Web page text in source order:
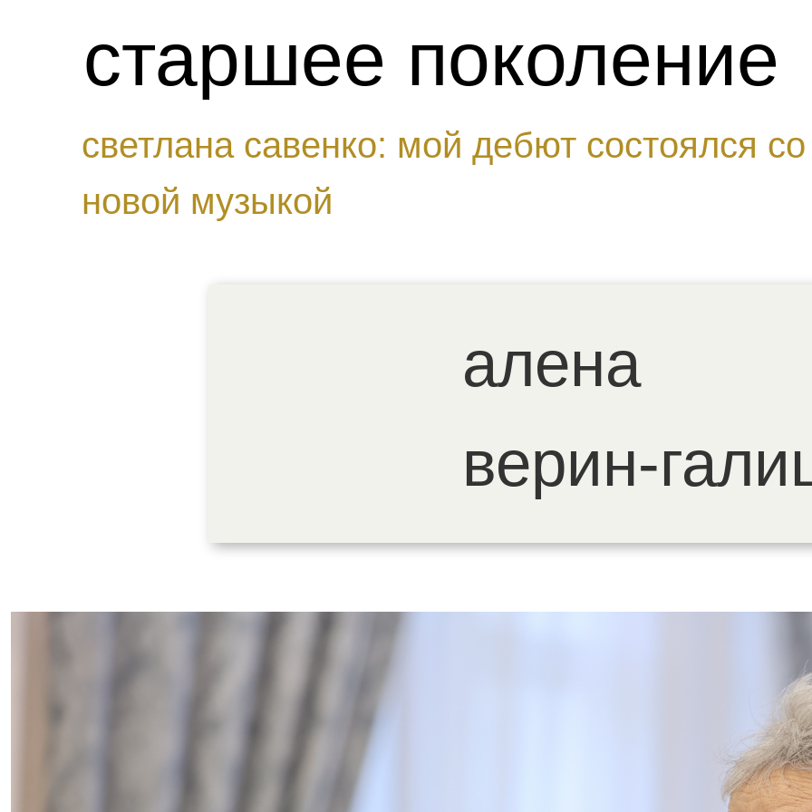
старшее поколение
светлана савенко: мой дебют состоялся
новой музыкой
алена
верин-